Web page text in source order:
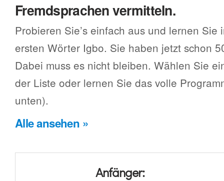
Fremdsprachen vermitteln.
Probieren Sie’s einfach aus und lernen
ersten Wörter Igbo. Sie haben jetzt schon
Dabei muss es nicht bleiben. Wählen Sie
der Liste oder lernen Sie das volle
unten).
Alle ansehen »
Anfänger: